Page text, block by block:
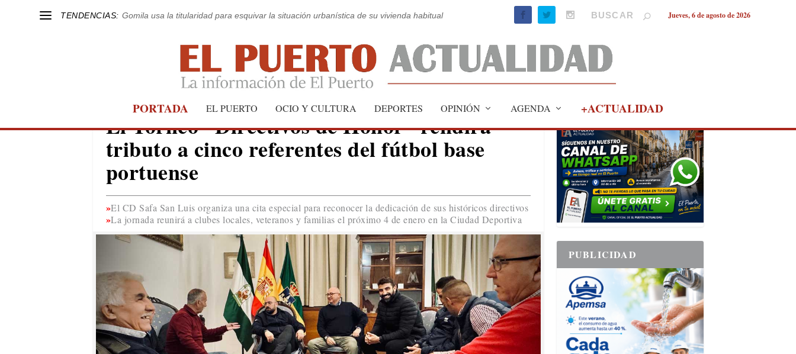
TENDENCIAS: Gomila usa la titularidad para esquivar la situación urbanística de su vivienda habitual Jueves, 6 de agosto de 2026
PORTADA EL PUERTO OCIO Y CULTURA DEPORTES OPINIÓN AGENDA +ACTUALIDAD
EL PUERTO
El Torneo “Directivos de Honor” rendirá
tributo a cinco referentes del fútbol base
portuense
El CD Safa San Luis organiza una cita especial para reconocer la dedicación de sus históricos directivos
La jornada reunirá a clubes locales, veteranos y familias el próximo 4 de enero en la Ciudad Deportiva
PUBLICIDAD
PUBLICIDAD